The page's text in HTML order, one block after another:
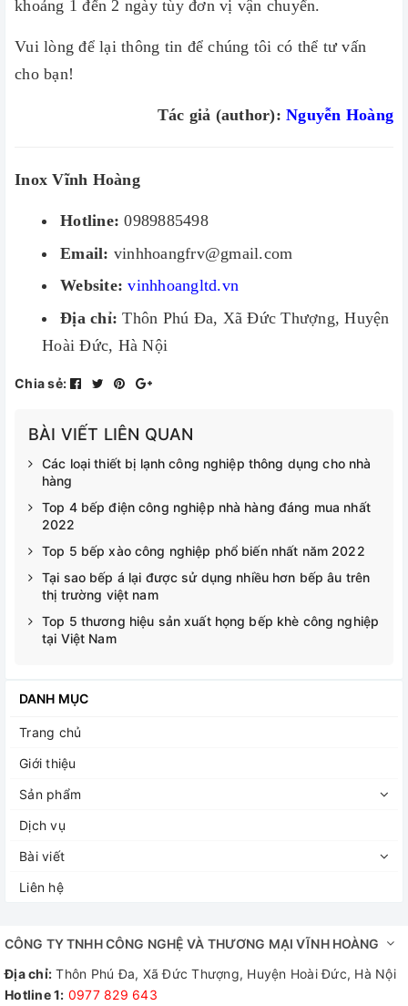
khoảng 1 đến 2 ngày tùy đơn vị vận chuyển.
Vui lòng để lại thông tin để chúng tôi có thể tư vấn
cho bạn!
Tác giả (author): Nguyễn Hoàng
Inox Vĩnh Hoàng
Hotline: 0989885498
Email: vinhhoangfrv@gmail.com
Website: vinhhoangltd.vn
Địa chỉ: Thôn Phú Đa, Xã Đức Thượng, Huyện
Hoài Đức, Hà Nội
Chia sẻ:
BÀI VIẾT LIÊN QUAN
Các loại thiết bị lạnh công nghiệp thông dụng cho nhà
hàng
Top 4 bếp điện công nghiệp nhà hàng đáng mua nhất
2022
Top 5 bếp xào công nghiệp phổ biến nhất năm 2022
Tại sao bếp á lại được sử dụng nhiều hơn bếp âu trên
thị trường việt nam
Top 5 thương hiệu sản xuất họng bếp khè công nghiệp
tại Việt Nam
DANH MỤC
Trang chủ
Giới thiệu
Sản phẩm
Dịch vụ
Bài viết
Liên hệ
CÔNG TY TNHH CÔNG NGHỆ VÀ THƯƠNG MẠI VĨNH HOÀNG
Địa chỉ: Thôn Phú Đa, Xã Đức Thượng, Huyện Hoài Đức, Hà Nội
Hotline 1: 0977 829 643